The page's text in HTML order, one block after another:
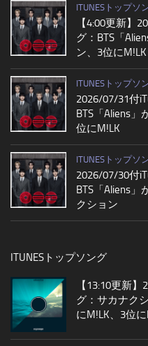
ITUNESトップソ
【4:00更新】
グ：BTS「
ン、3位にM!LK
ITUNESトップソ
2026/07/31付
BTS「Aliens
位にM!LK
ITUNESトップソ
2026/07/30付
BTS「Aliens」
クション
ITUNESトップソング
【13:10更新
グ：サカナク
にM!LK、3位に